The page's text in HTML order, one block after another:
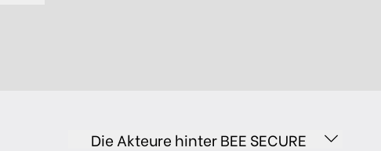
Die Akteure hinter BEE SECURE